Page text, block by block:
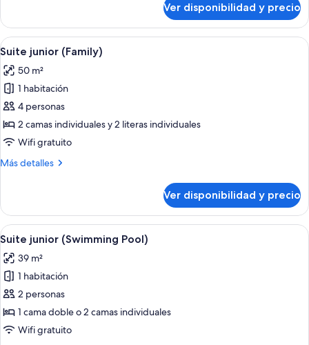
junior
(Single
Use)
Ver disponibilidad y precio
Ver
todas
las
fotos
de
Suite
junior
Habitación de hotel con cama, sofá,
4
Suite junior (Family)
50 m²
1 habitación
4 personas
2 camas individuales y 2 literas individuales
Wifi gratuito
Más detalles
Más
junior
(Family)
Ver disponibilidad y precio
Ver
todas
las
fotos
de
Suite
junior
Habitación de hotel con una cama
5
Suite junior (Swimming Pool)
39 m²
1 habitación
2 personas
1 cama doble o 2 camas individuales
Wifi gratuito